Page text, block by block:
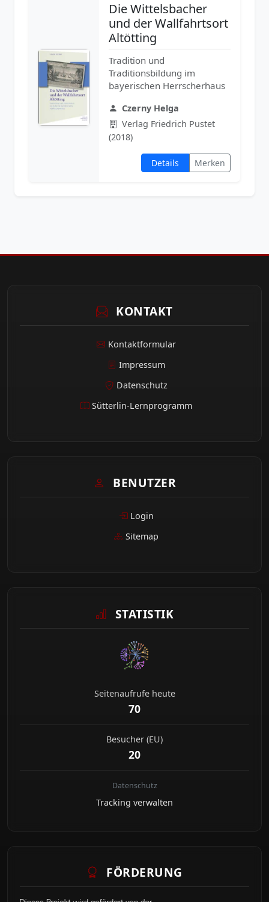
Die Wittelsbacher
und der Wallfahrtsort
Altötting
Tradition und
Traditionsbildung im
bayerischen Herrscherhaus
Czerny Helga
Verlag Friedrich Pustet
(2018)
Details Merken
KONTAKT
Kontaktformular
Impressum
Datenschutz
Sütterlin-Lernprogramm
BENUTZER
Login
Sitemap
STATISTIK
Seitenaufrufe heute
70
Besucher (EU)
20
Datenschutz
Tracking verwalten
FÖRDERUNG